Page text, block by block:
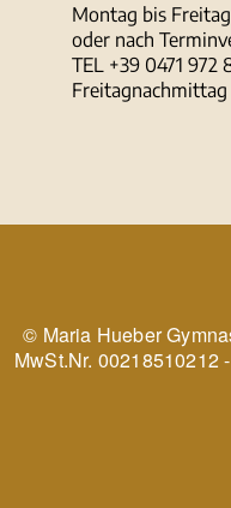
Montag bis
oder nach
TEL +39
Freitagnachmittag
© Maria Hueber
MwSt.Nr. 00218510212 -